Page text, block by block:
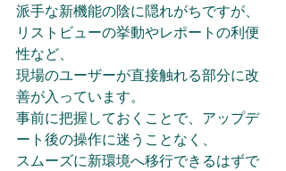
派手な新機能の陰に隠れがちですが、
リストビューの挙動やレポートの利便
性など、
現場のユーザーが直接触れる部分に改
善が入っています。
事前に把握しておくことで、アップデ
ート後の操作に迷うことなく、
スムーズに新環境へ移行できるはずで